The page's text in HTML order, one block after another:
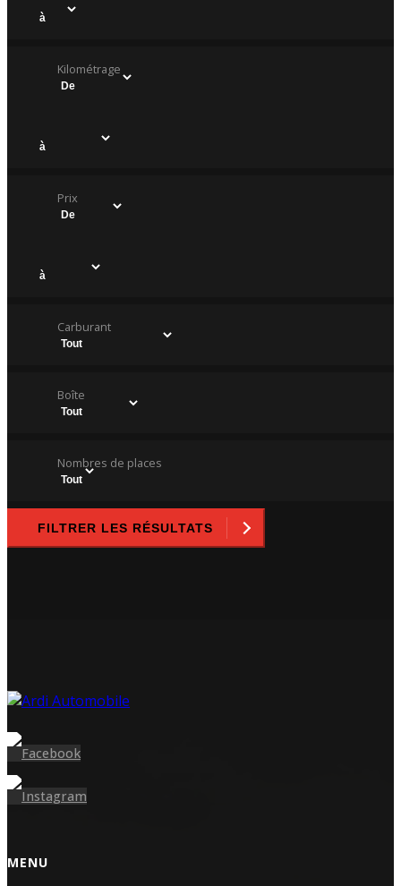
Kilométrage
Prix
Carburant
Boîte
Nombres de places
FILTRER LES RÉSULTATS
MENU